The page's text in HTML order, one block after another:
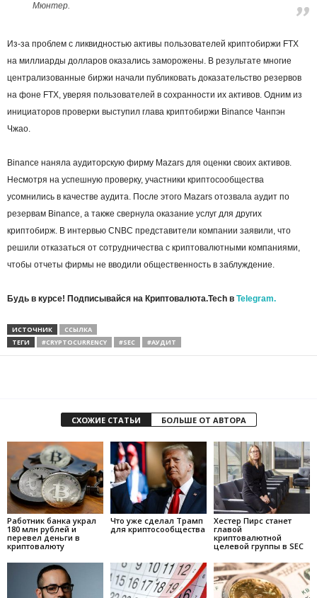
Мюнтер.
Из-за проблем с ликвидностью активы пользователей криптобиржи FTX
на миллиарды долларов оказались заморожены. В результате многие
централизованные биржи начали публиковать доказательство резервов
на фоне FTX, уверяя пользователей в сохранности их активов. Одним из
инициаторов проверки выступил глава криптобиржи Binance Чанпэн
Чжао.
Binance наняла аудиторскую фирму Mazars для оценки своих активов.
Несмотря на успешную проверку, участники криптосообщества
усомнились в качестве аудита. После этого Mazars отозвала аудит по
резервам Binance, а также свернула оказание услуг для других
криптобирж. В интервью CNBC представители компании заявили, что
решили отказаться от сотрудничества с криптовалютными компаниями,
чтобы отчеты фирмы не вводили общественность в заблуждение.
Будь в курсе! Подписывайся на Криптовалюта.Tech в Telegram.
ИСТОЧНИК
ССЫЛКА
ТЕГИ
#CRYPTOCURRENCY #SEC #АУДИТ
СХОЖИЕ СТАТЬИ БОЛЬШЕ ОТ АВТОРА
Работник банка украл
180 млн рублей и
перевел деньги в
криптовалюту
Что уже сделал Трамп
для криптосообщества
Хестер Пирс станет
главой
криптовалютной
целевой группы в SEC